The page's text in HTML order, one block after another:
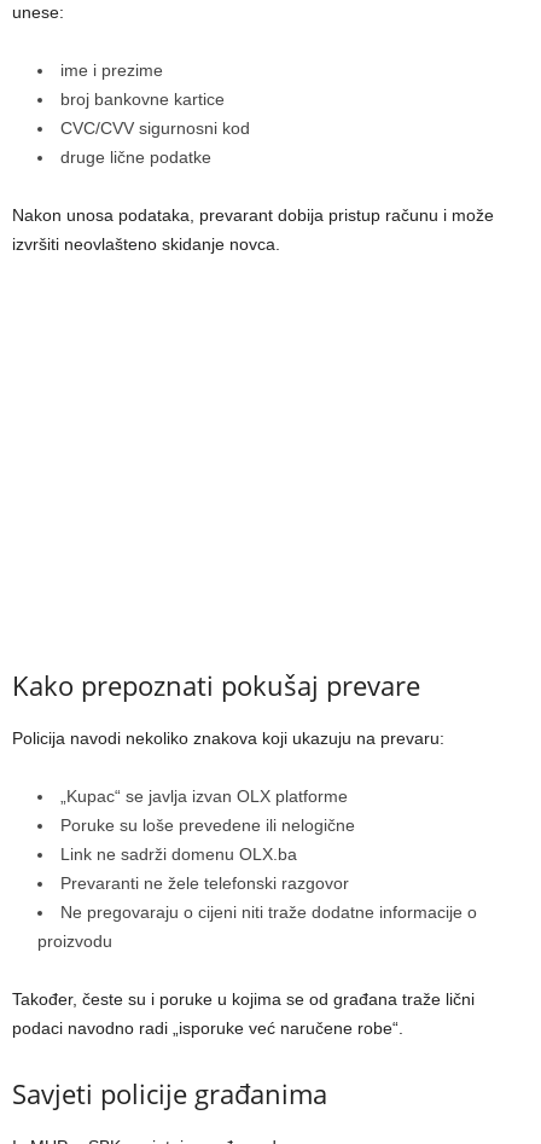
unese:
ime i prezime
broj bankovne kartice
CVC/CVV sigurnosni kod
druge lične podatke
Nakon unosa podataka, prevarant dobija pristup računu i može
izvršiti neovlašteno skidanje novca.
Kako prepoznati pokušaj prevare
Policija navodi nekoliko znakova koji ukazuju na prevaru:
„Kupac“ se javlja izvan OLX platforme
Poruke su loše prevedene ili nelogične
Link ne sadrži domenu OLX.ba
Prevaranti ne žele telefonski razgovor
Ne pregovaraju o cijeni niti traže dodatne informacije o
proizvodu
Također, česte su i poruke u kojima se od građana traže lični
podaci navodno radi „isporuke već naručene robe“.
Savjeti policije građanima